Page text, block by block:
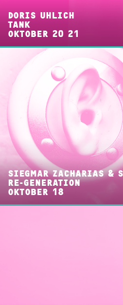
DORIS UHLICH
TANK
OKTOBER 20 21
SIEGMAR ZACHARIAS &
RE-GENERATION
OKTOBER 18